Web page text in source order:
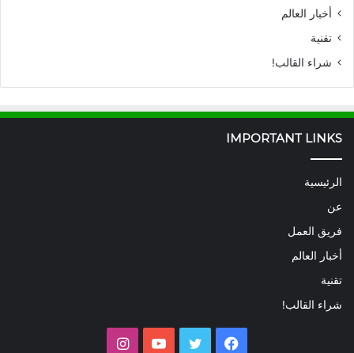
أخبار العالم
تقنية
شراء القالب!
IMPORTANT LINKS
الرئيسية
عن
فريق العمل
أخبار العالم
تقنية
شراء القالب!
فيسبوك تويتر يوتيوب